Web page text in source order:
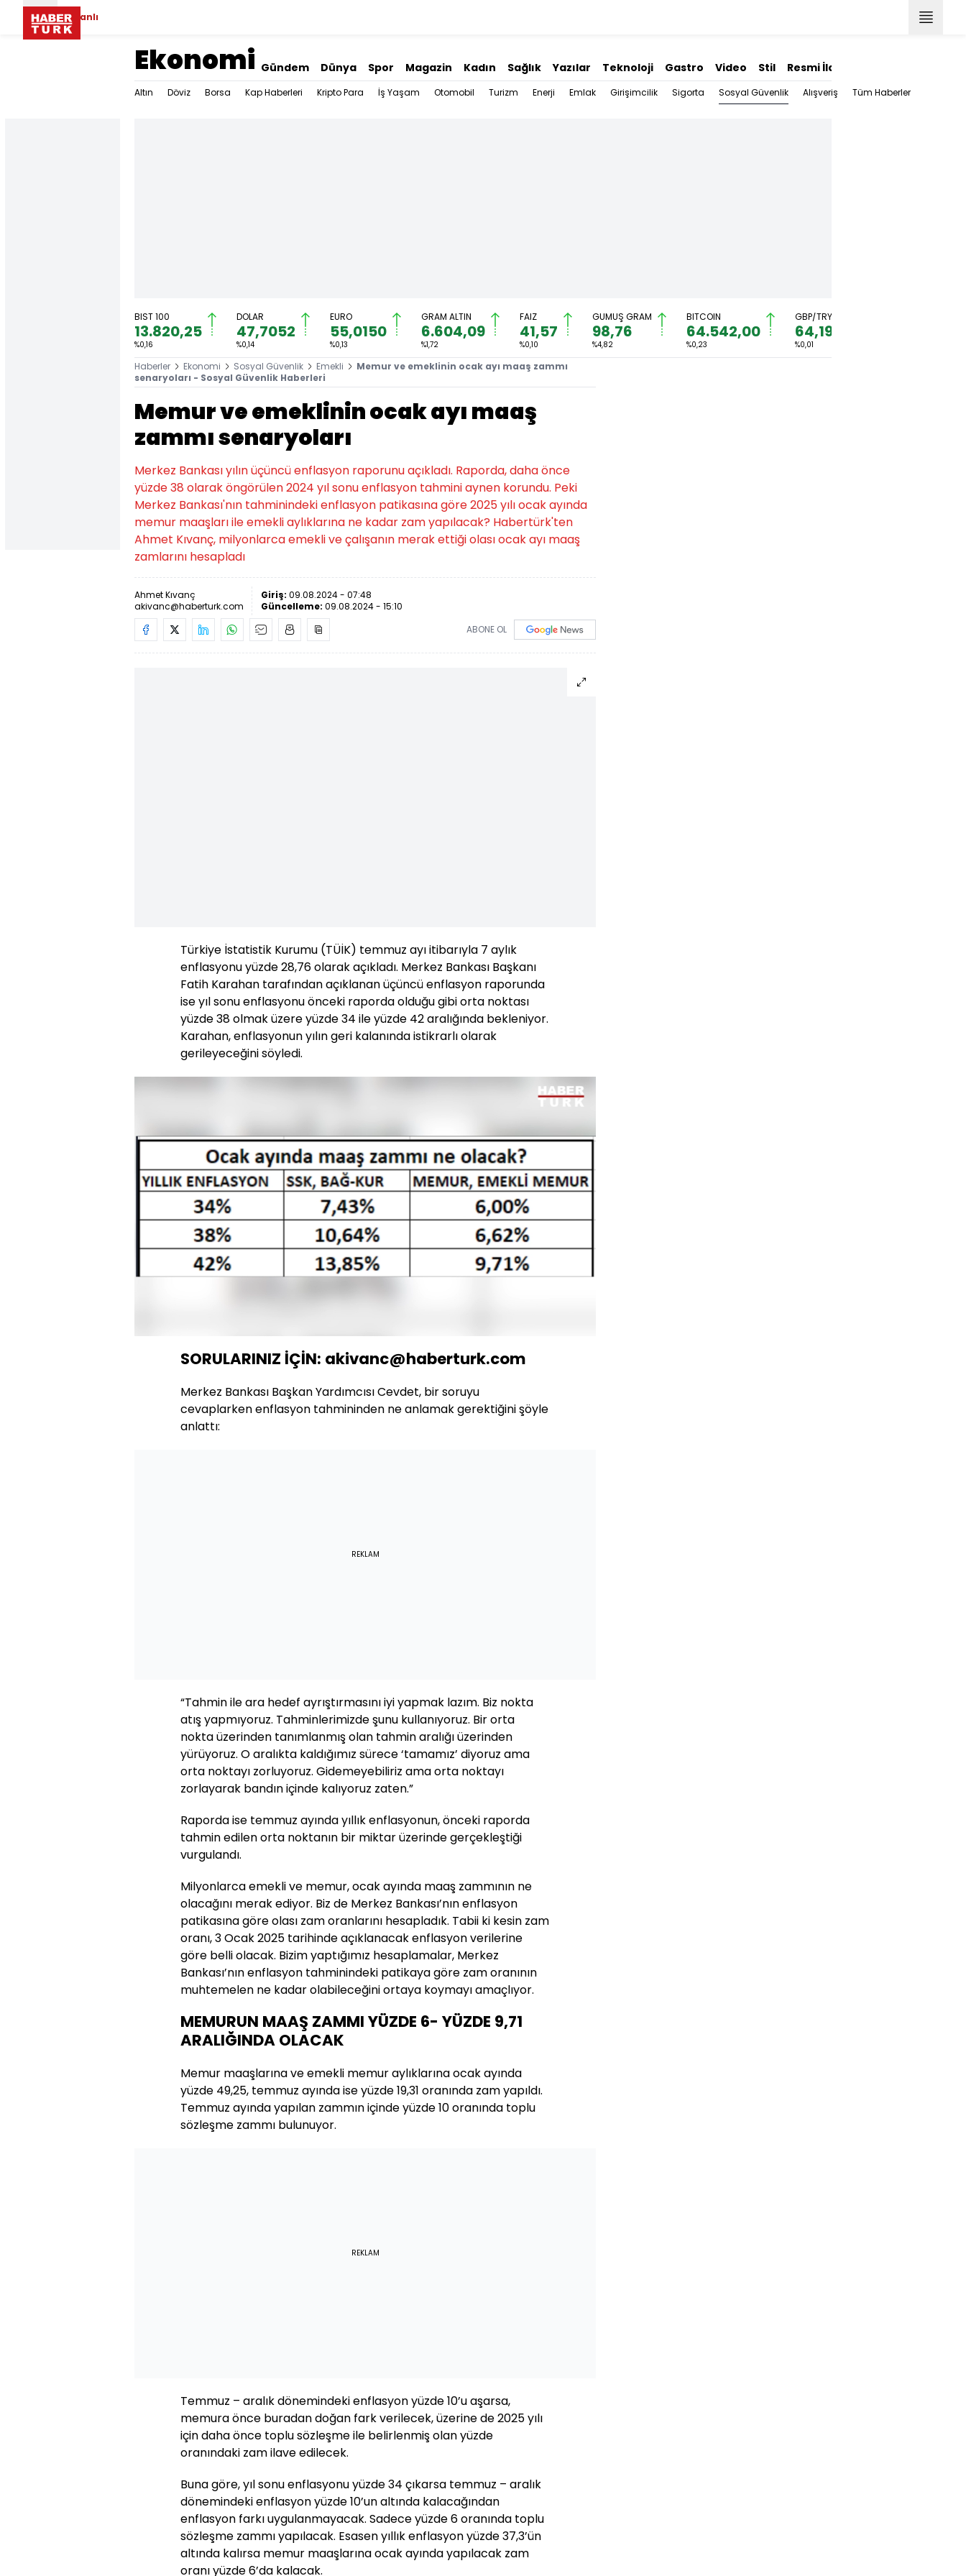
Canlı
Ekonomi Gündem Dünya Spor Magazin Kadın Sağlık Yazılar Teknoloji Gastro Video Stil Resmi İlanlar
Altın Döviz Borsa Kap Haberleri Kripto Para İş Yaşam Otomobil Turizm Enerji Emlak Girişimcilik Sigorta Sosyal Güvenlik Alışveriş Tüm Haberler
BIST 100
13.820,25
%0,16
DOLAR
47,7052
%0,14
EURO
55,0150
%0,13
GRAM ALTIN
6.604,09
%1,72
FAİZ
41,57
%0,10
GÜMÜŞ GRAM
98,76
%4,82
BITCOIN
64.542,00
%0,23
GBP/TRY
64,1924
%0,01
Haberler Ekonomi Sosyal Güvenlik Emekli
Memur ve emeklinin ocak ayı maaş zammı
senaryoları - Sosyal Güvenlik Haberleri
Memur ve emeklinin ocak ayı maaş
zammı senaryoları
Merkez Bankası yılın üçüncü enflasyon raporunu açıkladı. Raporda, daha önce
yüzde 38 olarak öngörülen 2024 yıl sonu enflasyon tahmini aynen korundu. Peki
Merkez Bankası'nın tahminindeki enflasyon patikasına göre 2025 yılı ocak ayında
memur maaşları ile emekli aylıklarına ne kadar zam yapılacak? Habertürk'ten
Ahmet Kıvanç, milyonlarca emekli ve çalışanın merak ettiği olası ocak ayı maaş
zamlarını hesapladı
Ahmet Kıvanç
akivanc@haberturk.com
Giriş: 09.08.2024 - 07:48
Güncelleme: 09.08.2024 - 15:10
ABONE OL
Türkiye İstatistik Kurumu (TÜİK) temmuz ayı itibarıyla 7 aylık
enflasyonu yüzde 28,76 olarak açıkladı. Merkez Bankası Başkanı
Fatih Karahan tarafından açıklanan üçüncü enflasyon raporunda
ise yıl sonu enflasyonu önceki raporda olduğu gibi orta noktası
yüzde 38 olmak üzere yüzde 34 ile yüzde 42 aralığında bekleniyor.
Karahan, enflasyonun yılın geri kalanında istikrarlı olarak
gerileyeceğini söyledi.
SORULARINIZ İÇİN: akivanc@haberturk.com
Merkez Bankası Başkan Yardımcısı Cevdet, bir soruyu
cevaplarken enflasyon tahmininden ne anlamak gerektiğini şöyle
anlattı:
REKLAM
“Tahmin ile ara hedef ayrıştırmasını iyi yapmak lazım. Biz nokta
atış yapmıyoruz. Tahminlerimizde şunu kullanıyoruz. Bir orta
nokta üzerinden tanımlanmış olan tahmin aralığı üzerinden
yürüyoruz. O aralıkta kaldığımız sürece ‘tamamız’ diyoruz ama
orta noktayı zorluyoruz. Gidemeyebiliriz ama orta noktayı
zorlayarak bandın içinde kalıyoruz zaten.”
Raporda ise temmuz ayında yıllık enflasyonun, önceki raporda
tahmin edilen orta noktanın bir miktar üzerinde gerçekleştiği
vurgulandı.
Milyonlarca emekli ve memur, ocak ayında maaş zammının ne
olacağını merak ediyor. Biz de Merkez Bankası’nın enflasyon
patikasına göre olası zam oranlarını hesapladık. Tabii ki kesin zam
oranı, 3 Ocak 2025 tarihinde açıklanacak enflasyon verilerine
göre belli olacak. Bizim yaptığımız hesaplamalar, Merkez
Bankası’nın enflasyon tahminindeki patikaya göre zam oranının
muhtemelen ne kadar olabileceğini ortaya koymayı amaçlıyor.
MEMURUN MAAŞ ZAMMI YÜZDE 6- YÜZDE 9,71
ARALIĞINDA OLACAK
Memur maaşlarına ve emekli memur aylıklarına ocak ayında
yüzde 49,25, temmuz ayında ise yüzde 19,31 oranında zam yapıldı.
Temmuz ayında yapılan zammın içinde yüzde 10 oranında toplu
sözleşme zammı bulunuyor.
REKLAM
Temmuz – aralık dönemindeki enflasyon yüzde 10’u aşarsa,
memura önce buradan doğan fark verilecek, üzerine de 2025 yılı
için daha önce toplu sözleşme ile belirlenmiş olan yüzde
oranındaki zam ilave edilecek.
Buna göre, yıl sonu enflasyonu yüzde 34 çıkarsa temmuz – aralık
dönemindeki enflasyon yüzde 10’un altında kalacağından
enflasyon farkı uygulanmayacak. Sadece yüzde 6 oranında toplu
sözleşme zammı yapılacak. Esasen yıllık enflasyon yüzde 37,3’ün
altında kalırsa memur maaşlarına ocak ayında yapılacak zam
oranı yüzde 6’da kalacak.